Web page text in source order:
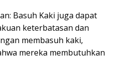
Basuh Kaki juga dapat
keterbatasan dan
membasuh kaki,
mereka membutuhkan